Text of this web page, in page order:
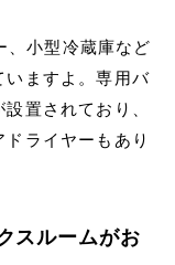
小型冷蔵庫など
いますよ。専用バ
置されており、
ライヤーもあり
スルームがお